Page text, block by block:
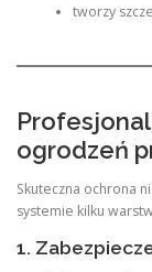
tworzy
ogrodzeń
Skuteczna ochrona
systemie kilku
1.